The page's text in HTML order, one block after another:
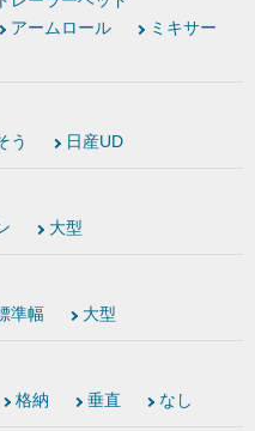
アームロール
ミキサー
う 日産UD
大型
準幅 大型
格納 垂直 なし